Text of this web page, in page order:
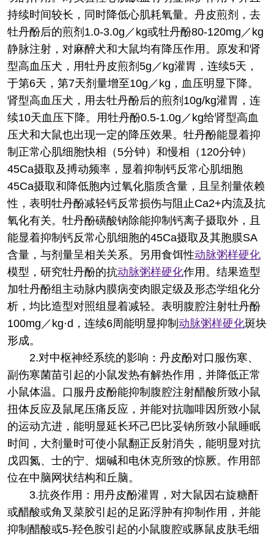
持续时间较长，同时降低心肌耗氧量。丹皮煎剂，去
牡丹酚后的煎剂1.0-3.0g／kg或牡丹酚80-120mg／kg
静脉注射，对麻醉犬和大鼠均有降压作用。原发和肾
型高血压犬，用牡丹皮煎剂5g／kg灌胃，连续5天，
于第6天，第7天剂量增至10g／kg，血压明显下降。
肾型高血压犬，用去牡丹酚后的煎剂10g/kg灌胃，连
续10天血压下降。用牡丹酚0.5-1.0g／kg给肾型高血
压犬和大鼠也出现一定的降压效果。牡丹酚能显着抑
制正常心肌细胞快相（5分钟）和慢相（120分钟）
45Ca摄取及搏动频率，显着抑制钙反常心肌细胞
45Ca摄取和降低胞内过氧化脂质含量，且呈剂量依赖
性，表明牡丹酚减轻钙反常损伤与阻止Ca2+内流及抗
氧化有关。牡丹酚磺酸钠除能抑制钙离子摄取外，且
能显着抑制钙反常心肌细胞的45Ca摄取及其胞膜SA
含量，与剂量呈相关关系。另用食饵性动脉粥样硬化
模型，研究牡丹酚的抗动脉粥样硬化作用。结果造型
加牡丹酚组主动脉内膜病变肉眼定级及形态学组化分
析，均比造型对照组显着减轻。表明腹腔注射牡丹酚
100mg／kg·d，连续6周能明显抑制 动脉粥样硬化斑块
形成。
2.对中枢神经系统的影响：丹皮酚对口服伤寒、
副伤寒菌苗引起的小鼠发热有解热作用，并降低正常
小鼠体温。口服丹皮酚能抑制腹腔注射醋酸所致小鼠
扭体反应及鼠尾压痛反应，并能对抗咖啡因所致小鼠
的运动亢进，能明显延长环己巴比妥钠所致小鼠睡眠
时间，大剂量时可使小鼠翻正反射消失，能明显对抗
戊四氮、士的宁、烟碱和电休克所致的惊厥。作用部
位在中脑网状结构和丘脑。
3.抗炎作用：用丹皮酚灌胃，对大鼠因右旋糖酐
或醋酸或角叉菜胶引起的足跖浮肿有抑制作用，并能
抑制醋酸或5-羟色胺引起的小鼠腹腔或豚鼠皮肤毛细